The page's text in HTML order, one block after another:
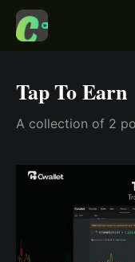
Tap To Earn
A collection of 2